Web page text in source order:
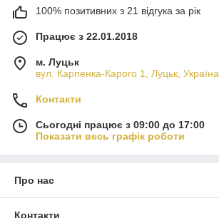
100% позитивних з 21 відгука за рік
Працює з 22.01.2018
м. Луцьк
вул. Карпенка-Карого 1, Луцьк, Україна
Контакти
Сьогодні працює з 09:00 до 17:00
Показати весь графік роботи
Про нас
Контакти